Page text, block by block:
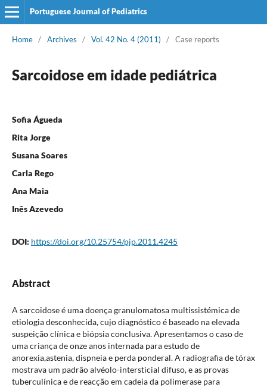
Portuguese Journal of Pediatrics
Home / Archives / Vol. 42 No. 4 (2011) / Case reports
Sarcoidose em idade pediátrica
Sofia Águeda
Rita Jorge
Susana Soares
Carla Rego
Ana Maia
Inês Azevedo
DOI: https://doi.org/10.25754/pjp.2011.4245
Abstract
A sarcoidose é uma doença granulomatosa multissistémica de
etiologia desconhecida, cujo diagnóstico é baseado na elevada
suspeição clínica e biópsia conclusiva. Apresentamos o caso de
uma criança de onze anos internada para estudo de
anorexia,astenia, dispneia e perda ponderal. A radiografia de tórax
mostrava um padrão alvéolo-intersticial difuso, e as provas
tuberculínica e de reacção em cadeia da polimerase para